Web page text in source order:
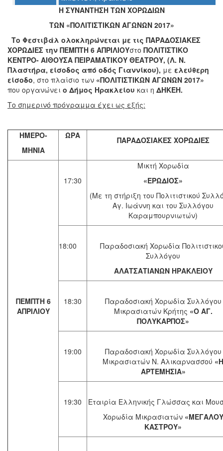
ΔΗΜΟΣ
ΠΟΛΙΤΙΣΜΟΣ
ΑΝΘΕΚΤΙΚΗ
Η ΣΥΝΑΝΤΗΣΗ ΤΩΝ ΧΟΡΩΔΙΩΝ
ΤΩΝ «ΠΟΛΙΤΙΣΤΙΚΩΝ ΑΓΩΝΩΝ 2017»
Το Φεστιβάλ ολοκληρώνεται με τις ΠΑΡΑΔΟΣΙΑΚΕΣ
ΧΟΡΩΔΙΕΣ την ΠΕΜΠΤΗ 6 ΑΠΡΙΛΙΟΥστο ΠΟΛΙΤΙΣΤΙΚΟ
ΚΕΝΤΡΟ- ΑΙΘΟΥΣΑ ΠΕΙΡΑΜΑΤΙΚΟΥ ΘΕΑΤΡΟΥ, (Λ. Ν.
Πλαστήρα, είσοδος από οδός Γιαννίκου), με ελεύθερη
είσοδο, στο πλαίσιο των «ΠΟΛΙΤΙΣΤΙΚΩΝ ΑΓΩΝΩΝ 2017»
που οργανώνει ο Δήμος Ηρακλείου και η ΔΗΚΕΗ.
Το σημερινό πρόγραμμα έχει ως εξής:
ΗΜΕΡΟ-
ΜΗΝΙΑ
ΩΡΑ ΠΑΡΑΔΟΣΙΑΚΕΣ ΧΟΡΩΔΙΕΣ
ΠΕΜΠΤΗ 6
ΑΠΡΙΛΙΟΥ
17:30
Μικτή Χορωδία
«ΕΡΩΔIΟΣ»
(Με τη στήριξη του Πολιτιστικού
Αγ. Ιωάννη και του Συλλόγου
Καραμπουρνιωτών)
18:00
Παραδοσιακή Χορωδία
Συλλόγου
ΑΛΑΤΣΑΤΙΑΝΩΝ ΗΡΑΚΛΕΙΟΥ
18:30
Παραδοσιακή Χορωδία Συλλόγου
Μικρασιατών Κρήτης «Ο ΑΓ.
ΠΟΛΥΚΑΡΠΟΣ»
19:00
Παραδοσιακή Χορωδία Συλλόγου
Μικρασιατών Ν. Αλικαρνασσού «Η
ΑΡΤΕΜΗΣΙΑ»
19:30
Εταιρία Ελληνικής Γλώσσας και
Χορωδία Μικρασιατών «ΜΕΓΑΛΟΥ
ΚΑΣΤΡΟΥ»